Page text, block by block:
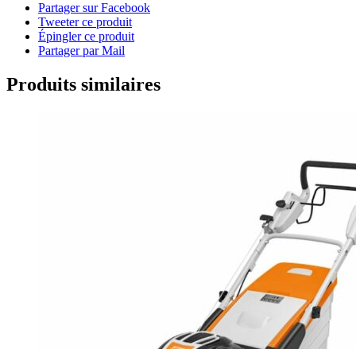
Partager sur Facebook
Tweeter ce produit
Épingler ce produit
Partager par Mail
Produits similaires